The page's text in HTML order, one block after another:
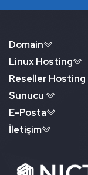
Domain
Linux Hosting
Reseller Hosting
Sunucu
E-Posta
İletişim